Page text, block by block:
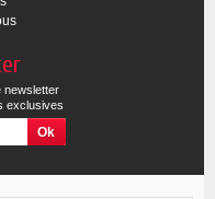
newsletter
exclusives